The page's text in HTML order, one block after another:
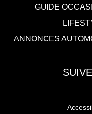
GUIDE
ANNONCES